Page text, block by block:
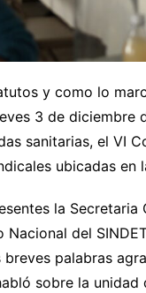
y como lo
3 de diciembre
sanitarias, el VI
ubicadas en
la
del
palabras
sobre la